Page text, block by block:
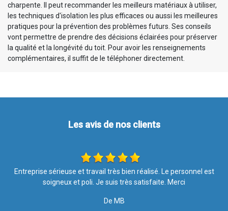
charpente. Il peut recommander les meilleurs matériaux à utiliser,
les techniques d'isolation les plus efficaces ou aussi les meilleures
pratiques pour la prévention des problèmes futurs. Ses conseils
vont permettre de prendre des décisions éclairées pour préserver
la qualité et la longévité du toit. Pour avoir les renseignements
complémentaires, il suffit de le téléphoner directement.
Les avis de nos clients
Ponctuelle,travailleur,sérieux,efficacité